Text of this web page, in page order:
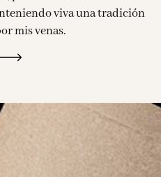
viva una tradición
mis venas.